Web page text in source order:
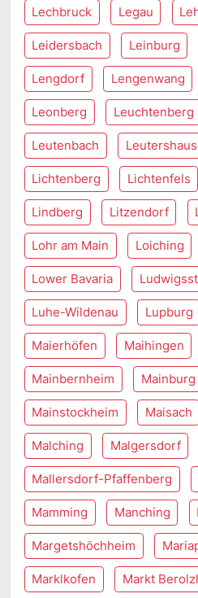
Lechbruck Legau
Leidersbach Leinburg
Lengdorf Lengenwang
Leonberg Leuchtenberg
Leutenbach
Lichtenberg Lichtenfels
Lindberg Litzendorf
Lohr am Main Loiching
Lower Bavaria
Luhe-Wildenau Lupburg
Maierhöfen Maihingen
Mainbernheim Mainburg
Mainstockheim Maisach
Malching Malgersdorf
Mallersdorf-Pfaffenberg
Mamming Manching
Margetshöchheim
Marklkofen Markt